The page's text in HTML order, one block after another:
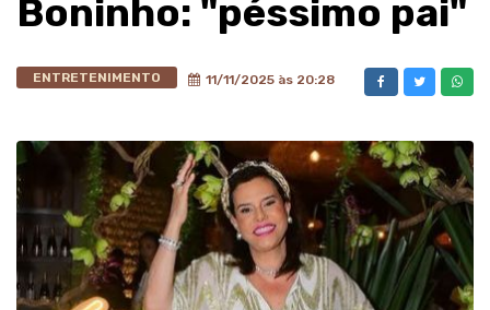
Boninho: "péssimo pai"
ENTRETENIMENTO 11/11/2025 às 20:28